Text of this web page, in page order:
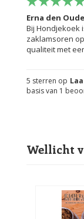
Erna den
Bij Hondjekoek
zaklamsoren
qualiteit met
5 sterren op
basis van 1
Wellicht